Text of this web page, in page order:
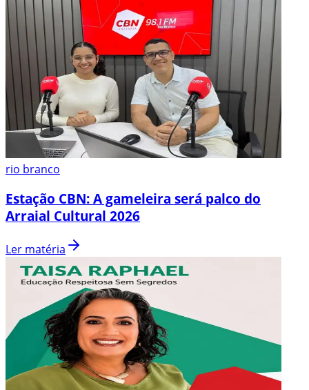
rio branco
Estação CBN: A gameleira será palco do
Arraial Cultural 2026
Ler matéria